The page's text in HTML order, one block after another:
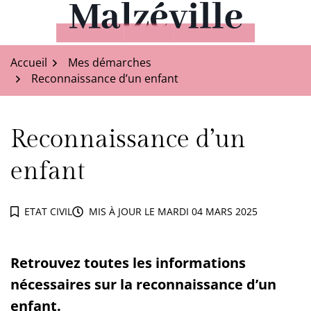
contenu
Malzéville
Accueil
Mes démarches
Reconnaissance d’un enfant
Reconnaissance d’un
enfant
ETAT CIVIL MIS À JOUR LE MARDI 04 MARS 2025
Retrouvez toutes les informations
nécessaires sur la reconnaissance d’un
enfant.